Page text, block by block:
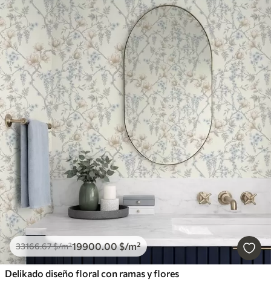
33166.67$/m²19900.00$/m²
Delikado diseño floral con ramas y flores